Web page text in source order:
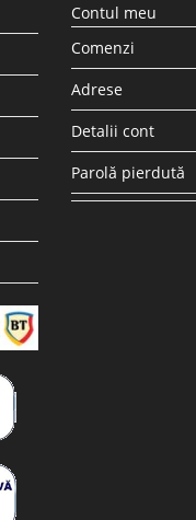
Contul meu
Comenzi
Adrese
Detalii cont
Parolă pierdută